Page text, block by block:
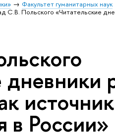
Факультет гуманитарных наук
С.В. Польского «Читательские
дневники
в России»